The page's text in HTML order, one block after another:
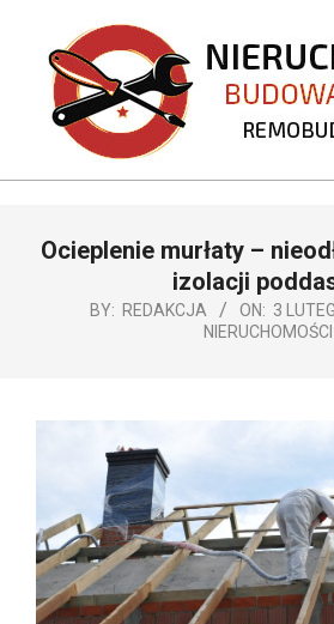
content
NavigationOcieplenie murłaty –
izolacji
BY: REDAKCJA ON: 3
NIERUCHOMOŚCI